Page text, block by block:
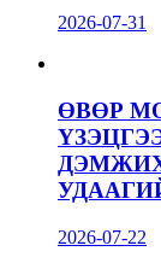
2026-07-31
ӨВӨР
2026-07-22